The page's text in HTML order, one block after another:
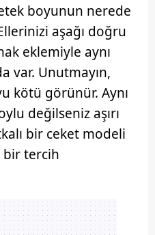
boyunun nerede
aşağı doğru
eklemiyle aynı
var. Unutmayın,
kötü görünür. Aynı
değilseniz aşırı
bir ceket modeli
bir tercih